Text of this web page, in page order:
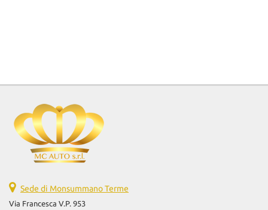
Sede di Monsummano Terme
Via Francesca V.P. 953